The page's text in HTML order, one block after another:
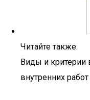
Читайте также:
Виды и критерии
внутренних работ